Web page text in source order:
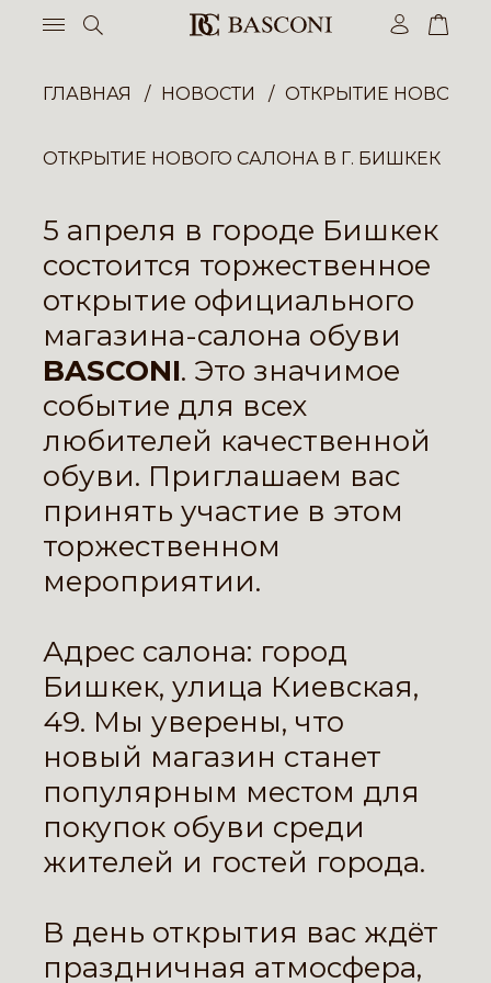
ГЛАВНАЯ НОВОСТИ ОТКРЫТИЕ НОВОГО
ОТКРЫТИЕ НОВОГО САЛОНА В Г. БИШКЕК
5 апреля в городе Бишкек
состоится торжественное
открытие официального
магазина-салона обуви
BASCONI. Это значимое
событие для всех
любителей качественной
обуви. Приглашаем вас
принять участие в этом
торжественном
мероприятии.
Адрес салона: город
Бишкек, улица Киевская,
49. Мы уверены, что
новый магазин станет
популярным местом для
покупок обуви среди
жителей и гостей города.
В день открытия вас ждёт
праздничная атмосфера,